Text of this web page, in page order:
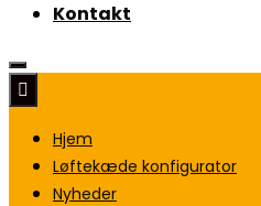
Kontakt
Hjem
Løftekæde konfigurator
Nyheder